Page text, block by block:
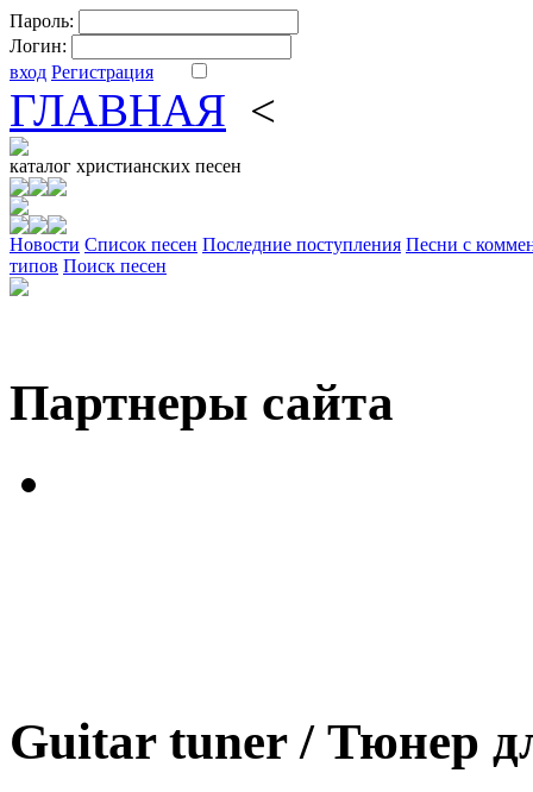
Пароль:
Логин:
вход Регистрация
ГЛАВНАЯ <
каталог христианских песен
Новости Cписок песен Последние поступления Песни с
типов Поиск песен
Партнеры сайта
Guitar tuner / Тюнер